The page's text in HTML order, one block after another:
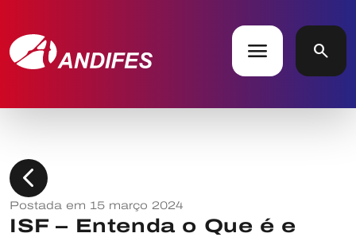
menu search
chevron_left
Postada em 15 março 2024
ISF – Entenda o Que é e